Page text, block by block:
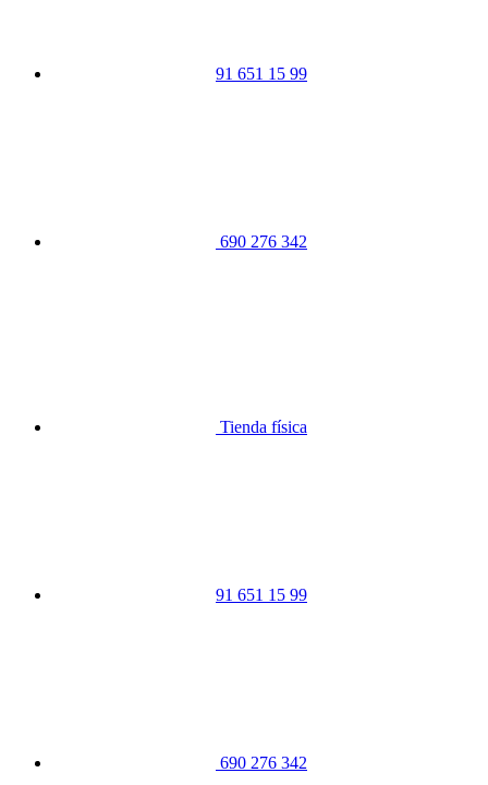
91 651 15 99
690 276 342
Tienda física
91 651 15 99
690 276 342